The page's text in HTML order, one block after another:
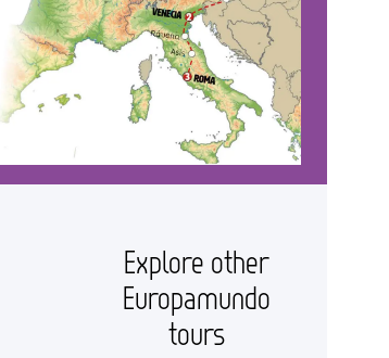
Explore other
Europamundo
tours